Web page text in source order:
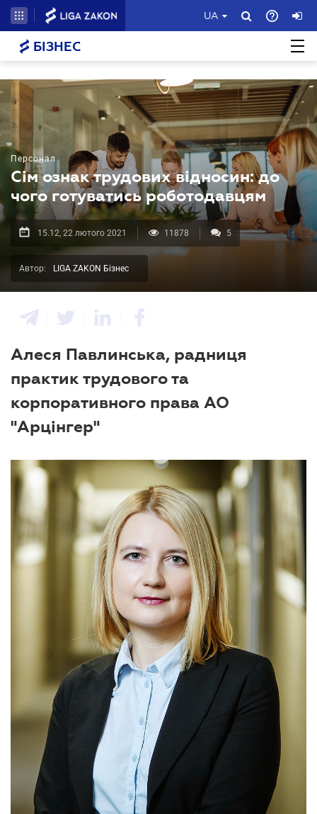
UA
БІЗНЕС
Персонал
Сім ознак трудових відносин: до
чого готуватись роботодавцям
15.12, 22 лютого 2021 11878 5
Автор: LIGA ZAKON Бізнес
Алеся Павлинська, радниця
практик трудового та
корпоративного права АО
"Арцінгер"